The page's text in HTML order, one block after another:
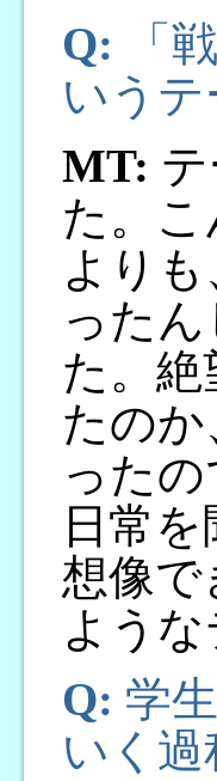
Q: 「
いう
MT:
た。
より
った
た。
たの
った
日常
想像
よう
Q: 学
いく